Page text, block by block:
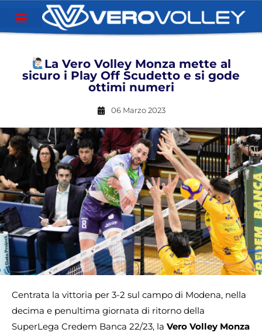
La Vero Volley Monza mette al
sicuro i Play Off Scudetto e si gode
ottimi numeri
06 Marzo 2023
Centrata la vittoria per 3-2 sul campo di Modena, nella
decima e penultima giornata di ritorno della
SuperLega Credem Banca 22/23, la Vero Volley Monza